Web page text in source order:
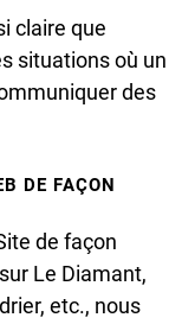
claire que
situations où un
des
DE FAÇON
de façon
Le Diamant,
etc., nous